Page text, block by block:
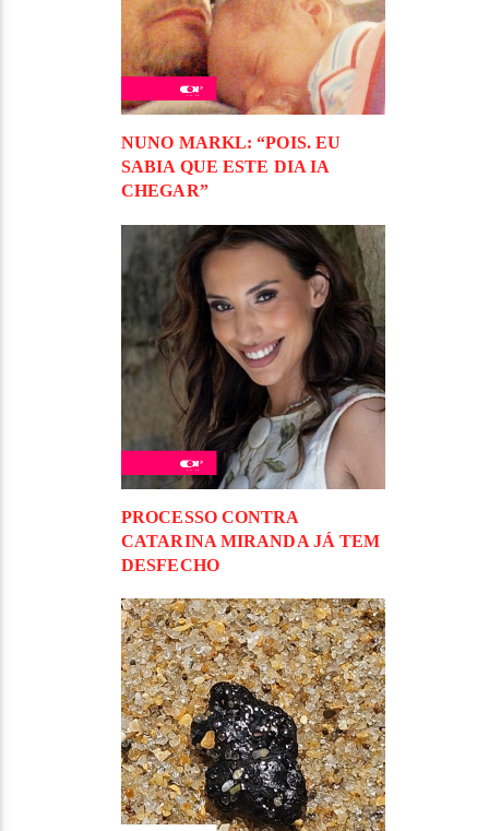
NUNO MARKL: “POIS. EU
SABIA QUE ESTE DIA IA
CHEGAR”
PROCESSO CONTRA
CATARINA MIRANDA JÁ TEM
DESFECHO